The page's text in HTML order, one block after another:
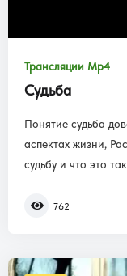
Трансляции Mp4
Судьба
Понятие судьба
аспектах жизни,
судьбу и что это
762